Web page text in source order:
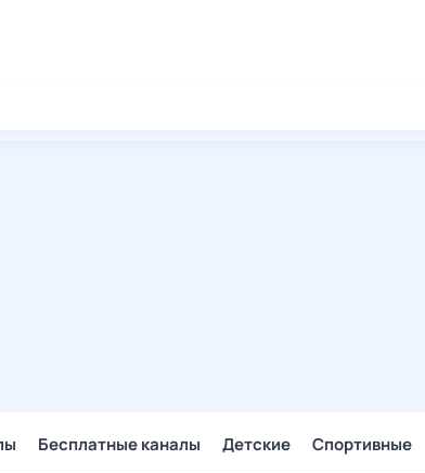
Бесплатные каналы Детские Спортивные